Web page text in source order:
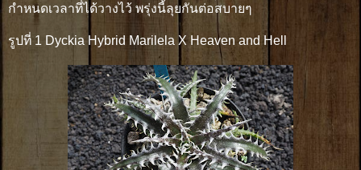
กำหนดเวลาที่ได้วางไว้ พรุ่งนี้ลุยกันต่อสบายๆ
รูปที่ 1 Dyckia Hybrid Marilela X Heaven and Hell